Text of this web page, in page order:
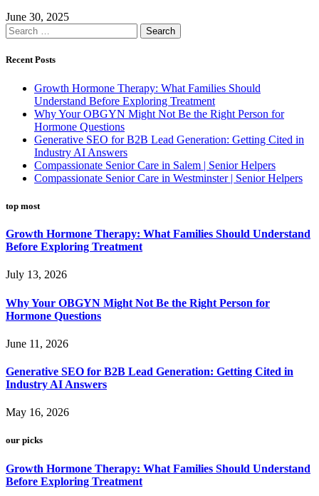
June 30, 2025
Search
for:
Recent Posts
Growth Hormone Therapy: What Families Should
Understand Before Exploring Treatment
Why Your OBGYN Might Not Be the Right Person for
Hormone Questions
Generative SEO for B2B Lead Generation: Getting Cited in
Industry AI Answers
Compassionate Senior Care in Salem | Senior Helpers
Compassionate Senior Care in Westminster | Senior Helpers
top most
Growth Hormone Therapy: What Families Should Understand
Before Exploring Treatment
July 13, 2026
Why Your OBGYN Might Not Be the Right Person for
Hormone Questions
June 11, 2026
Generative SEO for B2B Lead Generation: Getting Cited in
Industry AI Answers
May 16, 2026
our picks
Growth Hormone Therapy: What Families Should Understand
Before Exploring Treatment